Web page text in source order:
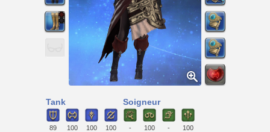
Tank
89 100 100 100
Soigneur
- 100 - 100